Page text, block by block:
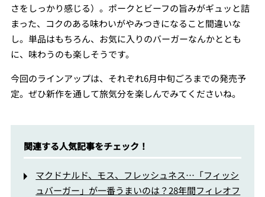
さをしっかり感じる）。ポークとビーフの旨みがギュッと詰
まった、コクのある味わいがやみつきになること間違いな
し。単品はもちろん、お気に入りのバーガーなんかととも
に、味わうのも楽しそうです。
今回のラインアップは、それぞれ6月中旬ごろまでの発売予
定。ぜひ新作を通して旅気分を楽しんでみてくださいね。
関連する人気記事をチェック！
マクドナルド、モス、フレッシュネス…「フィッシ
ュバーガー」が一番うまいのは？28年間フィレオフ